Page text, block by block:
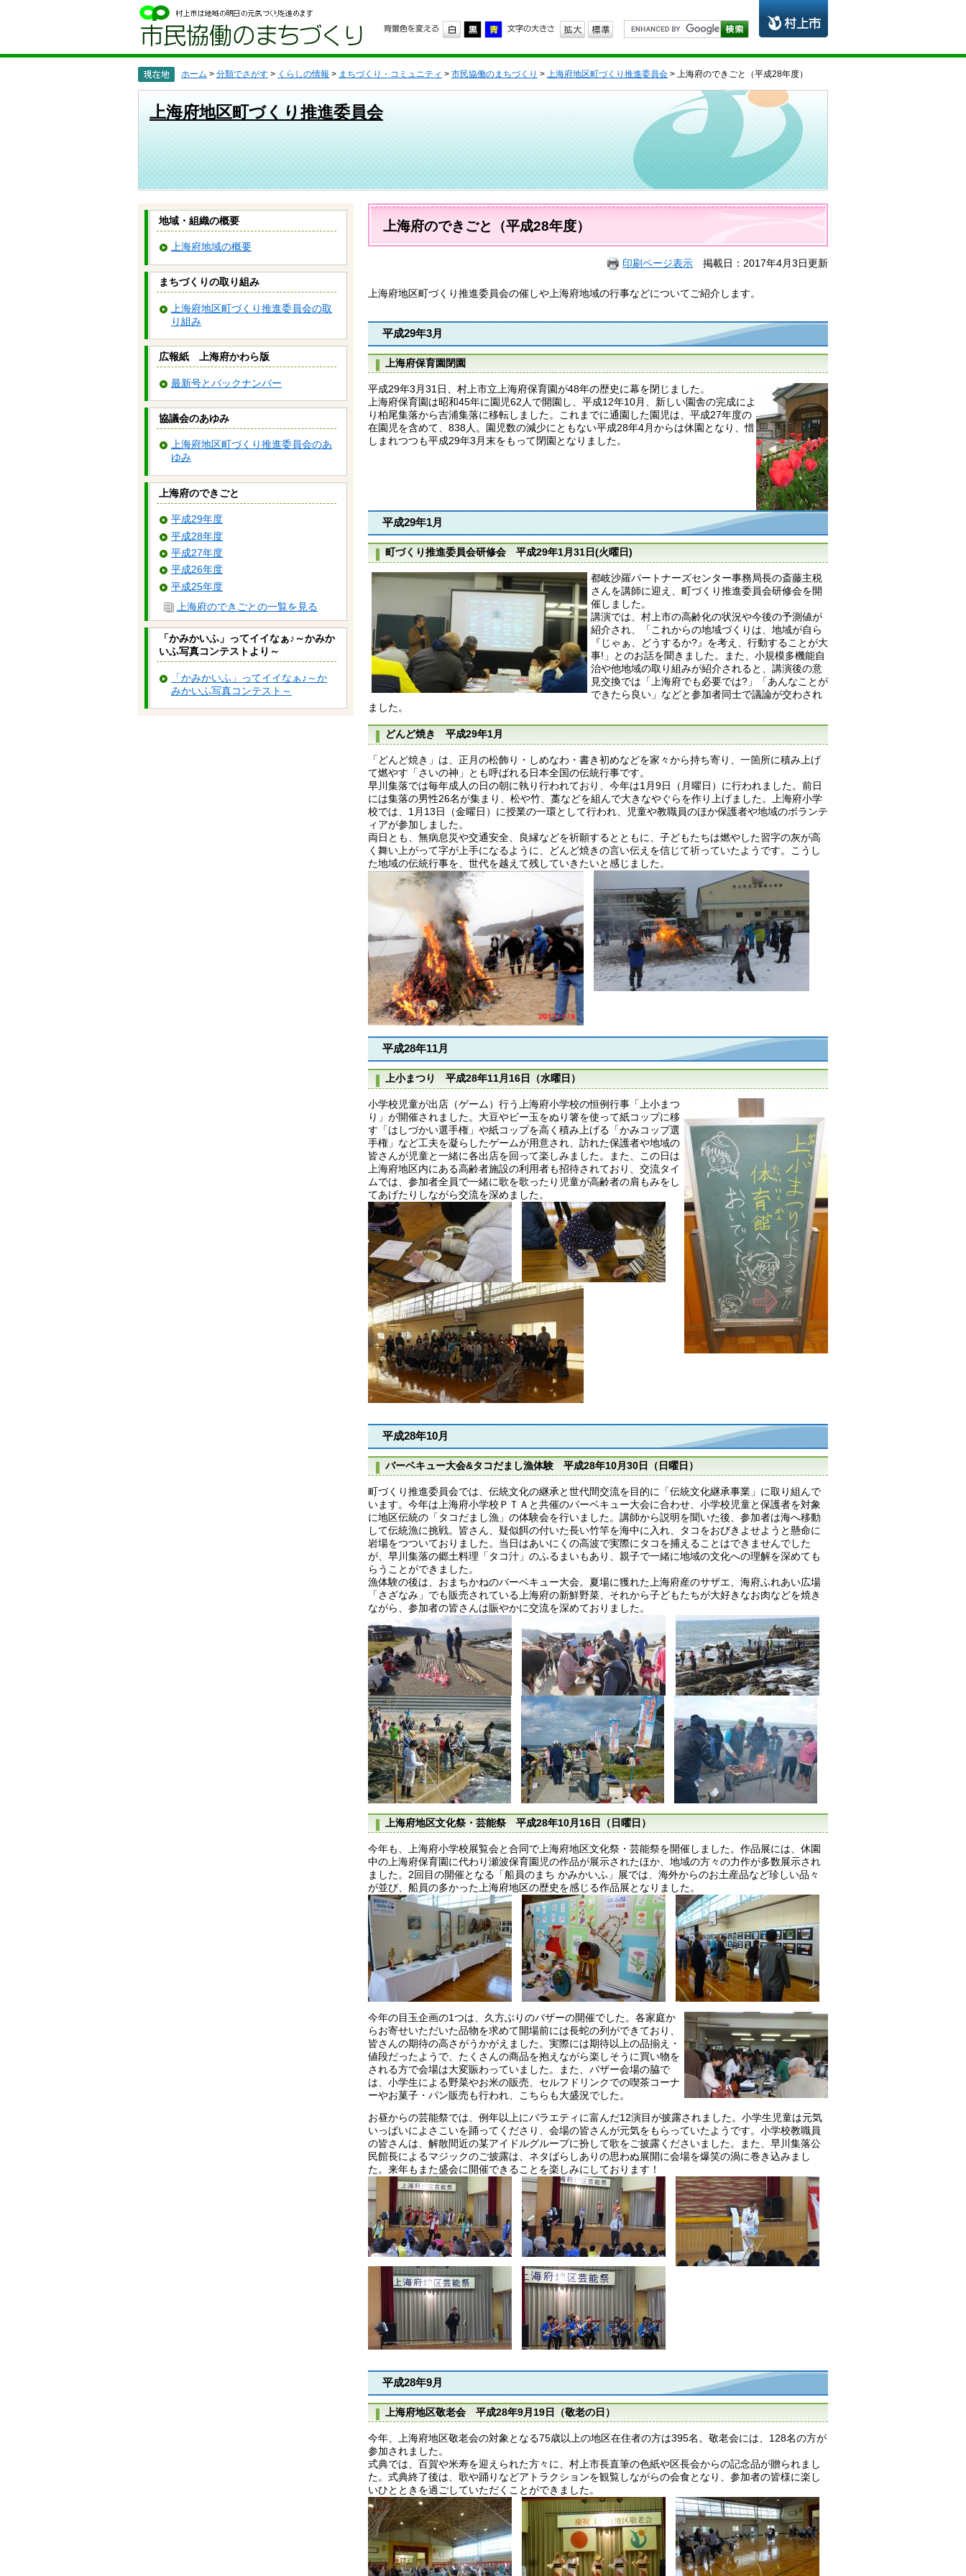
先
を
G
o
g
e
カ
検
索
ホーム > 分類でさがす > くらしの情報 > まちづくり・コミュニティ > 市民協働のまちづくり > 上海府地区町づくり推進委員会 > 上海府のできごと（平成28年度）
上海府地区町づくり推進委員会
本
上海府のできごと（平成28年度）
印刷ページ表示 掲載日：2017年4月3日更新
上海府地区町づくり推進委員会の催しや上海府地域の行事などについてご紹介します。
平成29年3月
上海府保育園閉園
平成29年3月31日、村上市立上海府保育園が48年の歴史に幕を閉じました。
上海府保育園は昭和45年に園児62人で開園し、平成12年10月、新しい園舎の完成によ
り柏尾集落から吉浦集落に移転しました。これまでに通園した園児は、平成27年度の
在園児を含めて、838人。園児数の減少にともない平成28年4月からは休園となり、惜
しまれつつも平成29年3月末をもって閉園となりました。
平成29年1月
町づくり推進委員会研修会 平成29年1月31日(火曜日)
都岐沙羅パートナーズセンター事務局長の斎藤主税
さんを講師に迎え、町づくり推進委員会研修会を開
催しました。
講演では、村上市の高齢化の状況や今後の予測値が
紹介され、「これからの地域づくりは、地域が自ら
『じゃぁ、どうするか?』を考え、行動することが大
事!」とのお話を聞きました。また、小規模多機能自
治や他地域の取り組みが紹介されると、講演後の意
見交換では「上海府でも必要では?」「あんなことが
できたら良い」などと参加者同士で議論が交わされ
ました。
どんど焼き 平成29年1月
「どんど焼き」は、正月の松飾り・しめなわ・書き初めなどを家々から持ち寄り、一箇所に積み上げ
て燃やす「さいの神」とも呼ばれる日本全国の伝統行事です。
早川集落では毎年成人の日の朝に執り行われており、今年は1月9日（月曜日）に行われました。前日
には集落の男性26名が集まり、松や竹、藁などを組んで大きなやぐらを作り上げました。上海府小学
校では、1月13日（金曜日）に授業の一環として行われ、児童や教職員のほか保護者や地域のボランテ
ィアが参加しました。
両日とも、無病息災や交通安全、良縁などを祈願するとともに、子どもたちは燃やした習字の灰が高
く舞い上がって字が上手になるように、どんど焼きの言い伝えを信じて祈っていたようです。こうし
た地域の伝統行事を、世代を越えて残していきたいと感じました。
平成28年11月
上小まつり 平成28年11月16日（水曜日）
小学校児童が出店（ゲーム）行う上海府小学校の恒例行事「上小まつ
り」が開催されました。大豆やビー玉をぬり箸を使って紙コップに移
す「はしづかい選手権」や紙コップを高く積み上げる「かみコップ選
手権」など工夫を凝らしたゲームが用意され、訪れた保護者や地域の
皆さんが児童と一緒に各出店を回って楽しみました。また、この日は
上海府地区内にある高齢者施設の利用者も招待されており、交流タイ
ムでは、参加者全員で一緒に歌を歌ったり児童が高齢者の肩もみをし
てあげたりしながら交流を深めました。
平成28年10月
バーベキュー大会&タコだまし漁体験 平成28年10月30日（日曜日）
町づくり推進委員会では、伝統文化の継承と世代間交流を目的に「伝統文化継承事業」に取り組んで
います。今年は上海府小学校ＰＴＡと共催のバーベキュー大会に合わせ、小学校児童と保護者を対象
に地区伝統の「タコだまし漁」の体験会を行いました。講師から説明を聞いた後、参加者は海へ移動
して伝統漁に挑戦。皆さん、疑似餌の付いた長い竹竿を海中に入れ、タコをおびきよせようと懸命に
岩場をつついておりました。当日はあいにくの高波で実際にタコを捕えることはできませんでした
が、早川集落の郷土料理「タコ汁」のふるまいもあり、親子で一緒に地域の文化への理解を深めても
らうことができました。
漁体験の後は、おまちかねのバーベキュー大会。夏場に獲れた上海府産のサザエ、海府ふれあい広場
「さざなみ」でも販売されている上海府の新鮮野菜、それから子どもたちが大好きなお肉などを焼き
ながら、参加者の皆さんは賑やかに交流を深めておりました。
上海府地区文化祭・芸能祭 平成28年10月16日（日曜日）
今年も、上海府小学校展覧会と合同で上海府地区文化祭・芸能祭を開催しました。作品展には、休園
中の上海府保育園に代わり瀬波保育園児の作品が展示されたほか、地域の方々の力作が多数展示され
ました。2回目の開催となる「船員のまち かみかいふ」展では、海外からのお土産品など珍しい品々
が並び、船員の多かった上海府地区の歴史を感じる作品展となりました。
今年の目玉企画の1つは、久方ぶりのバザーの開催でした。各家庭か
らお寄せいただいた品物を求めて開場前には長蛇の列ができており、
皆さんの期待の高さがうかがえました。実際には期待以上の品揃え・
値段だったようで、たくさんの商品を抱えながら楽しそうに買い物を
される方で会場は大変賑わっていました。また、バザー会場の脇で
は、小学生による野菜やお米の販売、セルフドリンクでの喫茶コーナ
ーやお菓子・パン販売も行われ、こちらも大盛況でした。
お昼からの芸能祭では、例年以上にバラエティに富んだ12演目が披露されました。小学生児童は元気
いっぱいによさこいを踊ってくださり、会場の皆さんが元気をもらっていたようです。小学校教職員
の皆さんは、解散間近の某アイドルグループに扮して歌をご披露くださいました。また、早川集落公
民館長によるマジックのご披露は、ネタばらしありの思わぬ展開に会場を爆笑の渦に巻き込みまし
た。来年もまた盛会に開催できることを楽しみにしております！
平成28年9月
上海府地区敬老会 平成28年9月19日（敬老の日）
今年、上海府地区敬老会の対象となる75歳以上の地区在住者の方は395名。敬老会には、128名の方が
参加されました。
式典では、百賀や米寿を迎えられた方々に、村上市長直筆の色紙や区長会からの記念品が贈られまし
た。式典終了後は、歌や踊りなどアトラクションを観覧しながらの会食となり、参加者の皆様に楽し
いひとときを過ごしていただくことができました。
地域・組織の概要
上海府地域の概要
まちづくりの取り組み
上海府地区町づくり推進委員会の取
り組み
広報紙 上海府かわら版
最新号とバックナンバー
協議会のあゆみ
上海府地区町づくり推進委員会のあ
ゆみ
上海府のできごと
平成29年度
平成28年度
平成27年度
平成26年度
平成25年度
上海府のできごとの一覧を見る
「かみかいふ」ってイイなぁ♪～かみか
いふ写真コンテストより～
「かみかいふ」ってイイなぁ♪～か
みかいふ写真コンテスト～